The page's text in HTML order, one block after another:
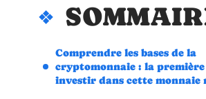
Comprendre les bases de la
cryptomonnaie : la
investir dans cette monnaie